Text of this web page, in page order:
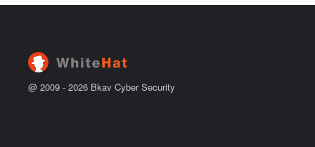
@ 2009 - 2026 Bkav Cyber Security